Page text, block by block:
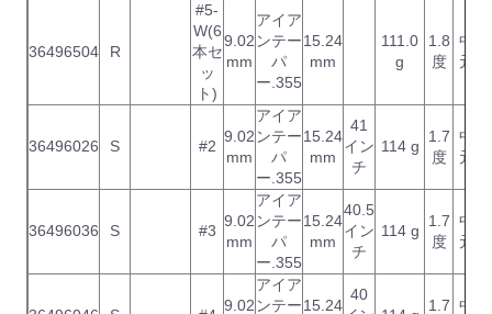
36496504 R
#5-
W(6
本セ
ッ
ト)
9.02
mm
アイア
ンテー
パ
ー.355
15.24
mm
111.0
g
1.8
度
中
元
36496026 S #2
9.02
mm
アイア
ンテー
パ
ー.355
15.24
mm
41
イン
チ
114 g
1.7
度
中
元
36496036 S #3
9.02
mm
アイア
ンテー
パ
ー.355
15.24
mm
40.5
イン
チ
114 g
1.7
度
中
元
9.02
アイア
ンテー15.24
40
1.7 中